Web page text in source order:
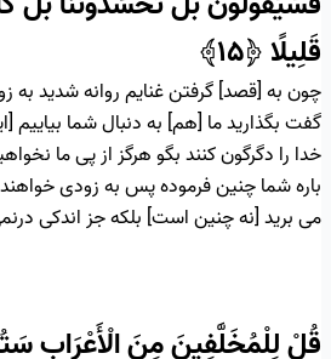
قَلِيلًا﴿۱۵﴾
چون به [قصد] گرفتن غنايم روانه شديد به
گفت بگذاريد ما [هم] به دنبال شما بياييم
خدا را دگرگون كنند بگو هرگز از پى ما
باره شما چنين فرموده پس به زودى
مى ‏بريد [نه چنين است] بلكه جز اندكى درنمى‏
قُلْ لِلْمُخَلَّفِينَ مِنَ الْأَعْرَابِ